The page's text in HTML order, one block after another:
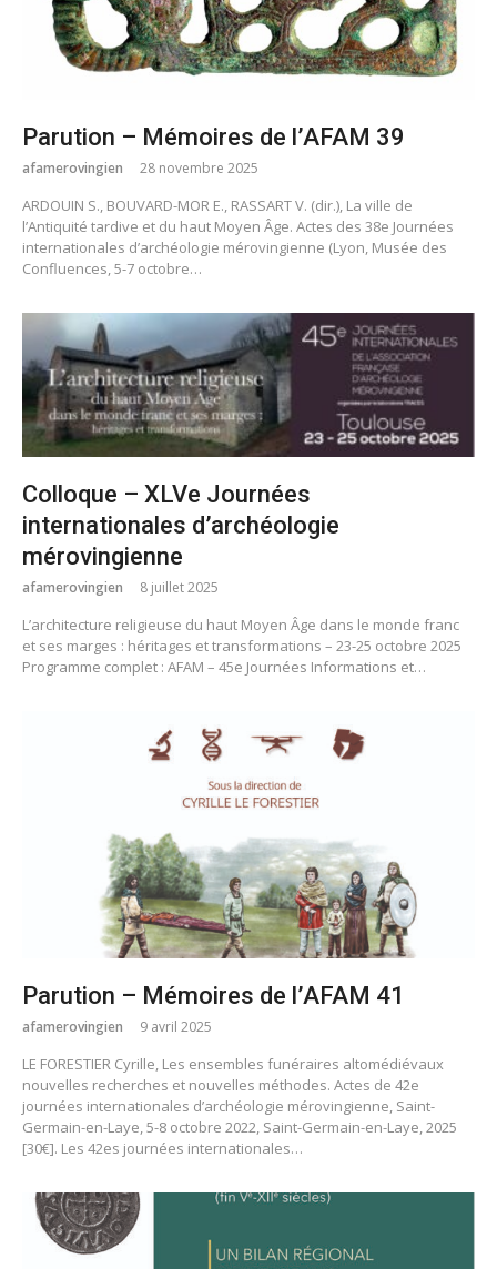
Parution – Mémoires de l’AFAM 39
afamerovingien 28 novembre 2025
ARDOUIN S., BOUVARD-MOR E., RASSART V. (dir.), La ville de
l’Antiquité tardive et du haut Moyen Âge. Actes des 38e Journées
internationales d’archéologie mérovingienne (Lyon, Musée des
Confluences, 5-7 octobre…
Colloque – XLVe Journées
internationales d’archéologie
mérovingienne
afamerovingien 8 juillet 2025
L’architecture religieuse du haut Moyen Âge dans le monde franc
et ses marges : héritages et transformations – 23-25 octobre 2025
Programme complet : AFAM – 45e Journées Informations et…
Parution – Mémoires de l’AFAM 41
afamerovingien 9 avril 2025
LE FORESTIER Cyrille, Les ensembles funéraires altomédiévaux
nouvelles recherches et nouvelles méthodes. Actes de 42e
journées internationales d’archéologie mérovingienne, Saint-
Germain-en-Laye, 5-8 octobre 2022, Saint-Germain-en-Laye, 2025
[30€]. Les 42es journées internationales…